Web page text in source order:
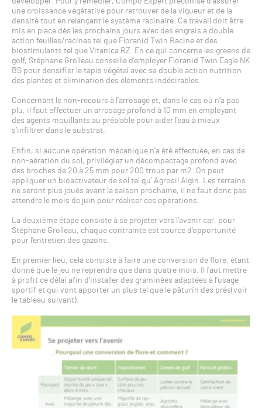
une croissance végétative pour retrouver de la vigueur et de la
densité tout en relançant le système racinaire. Ce travail doit être
mis en place dès les prochains jours avec des engrais à double
action feuilles/racines tel que Floranid Twin Racine et des
biostimulants tel que Vitanica RZ. En ce qui concerne les greens de
golf, Stéphane Grolleau conseille d’employer Floranid Twin Eagle NK
BS pour densifier le tapis végétal avec sa double action nutrition
des plantes et élimination des éléments indésirables.
Concernant le non-recours à l’arrosage et, dans le cas où n’a pas
plu, il faut effectuer un arrosage profond à 10 mm en employant
des agents mouillants au préalable pour aider l’eau à mieux
s’infiltrer dans le substrat.
Enfin, si aucune opération mécanique n’a été effectuée, en cas de
non-aération du sol, privilégiez un décompactage profond avec
des broches de 20 à 25 mm pour 200 trous par m2. On peut
appliquer un bioactivateur de sol tel qu’ Agrosil Algin. Les terrains
ne seront plus joués avant la saison prochaine, il ne faut donc pas
attendre le mois de juin pour réaliser ces opérations.
La deuxième étape consiste à se projeter vers l’avenir car, pour
Stéphane Grolleau, chaque contrainte est source d’opportunité
pour l’entretien des gazons.
En premier lieu, cela consiste à faire une conversion de flore, étant
donné que le jeu ne reprendra que dans quatre mois. Il faut mettre
à profit ce délai afin d’installer des graminées adaptées à l’usage
sportif et qui vont apporter un plus tel que le pâturin des prés(voir
le tableau suivant).